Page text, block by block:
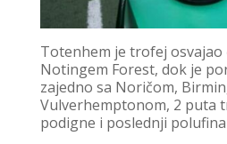
Totenhem je trofej
Notingem Forest, dok je
zajedno sa Noričom,
Vulverhemptonom, 2 puta
podigne i poslednji